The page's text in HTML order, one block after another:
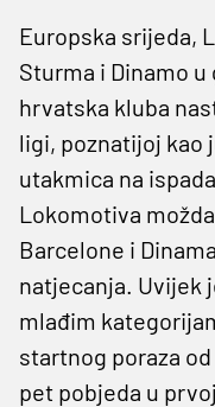
Europska srijeda,
Sturma i Dinamo
hrvatska kluba
ligi, poznatijoj kao
utakmica na
Lokomotiva
Barcelone i
natjecanja. Uvijek
mlađim
startnog poraza
pet pobjeda u